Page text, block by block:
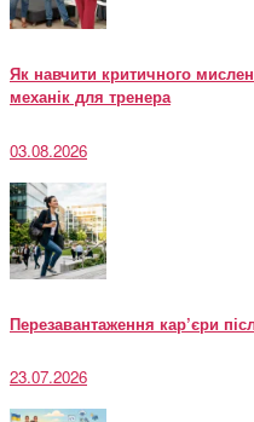
Як навчити критичного
механік для тренера
03.08.2026
Перезавантаження кар’єри
23.07.2026